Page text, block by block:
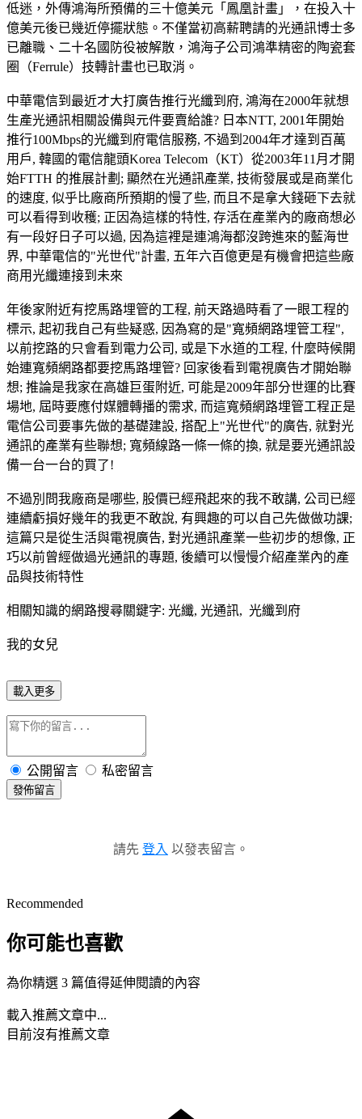
低迷，外傳鴻海所預備的三十億美元「鳳凰計畫」，在投入十
億美元後已幾近停擺狀態。不僅當初高薪聘請的光通訊博士多
已離職、二十名國防役被解散，鴻海子公司鴻準精密的陶瓷套
圈（Ferrule）技轉計畫也已取消。
中華電信到最近才大打廣告推行光纖到府, 鴻海在2000年就想
生產光通訊相關設備與元件要賣給誰? 日本NTT, 2001年開始
推行100Mbps的光纖到府電信服務, 不過到2004年才達到百萬
用戶, 韓國的電信龍頭Korea Telecom（KT）從2003年11月才開
始FTTH 的推展計劃; 顯然在光通訊產業, 技術發展或是商業化
的速度, 似乎比廠商所預期的慢了些, 而且不是拿大錢砸下去就
可以看得到收穫; 正因為這樣的特性, 存活在產業內的廠商想必
有一段好日子可以過, 因為這裡是連鴻海都沒跨進來的藍海世
界, 中華電信的"光世代"計畫, 五年六百億更是有機會把這些廠
商用光纖連接到未來
年後家附近有挖馬路埋管的工程, 前天路過時看了一眼工程的
標示, 起初我自己有些疑惑, 因為寫的是"寬頻網路埋管工程",
以前挖路的只會看到電力公司, 或是下水道的工程, 什麼時候開
始連寬頻網路都要挖馬路埋管? 回家後看到電視廣告才開始聯
想; 推論是我家在高雄巨蛋附近, 可能是2009年部分世運的比賽
場地, 屆時要應付媒體轉播的需求, 而這寬頻網路埋管工程正是
電信公司要事先做的基礎建設, 搭配上"光世代"的廣告, 就對光
通訊的產業有些聯想; 寬頻線路一條一條的換, 就是要光通訊設
備一台一台的買了!
不過別問我廠商是哪些, 股價已經飛起來的我不敢講, 公司已經
連續虧損好幾年的我更不敢說, 有興趣的可以自己先做做功課;
這篇只是從生活與電視廣告, 對光通訊產業一些初步的想像, 正
巧以前曾經做過光通訊的專題, 後續可以慢慢介紹產業內的產
品與技術特性
相關知識的網路搜尋關鍵字: 光纖, 光通訊, 光纖到府
我的女兒
載入更多
公開留言 私密留言
發佈留言
請先 登入 以發表留言。
Recommended
你可能也喜歡
為你精選 3 篇值得延伸閱讀的內容
載入推薦文章中...
目前沒有推薦文章